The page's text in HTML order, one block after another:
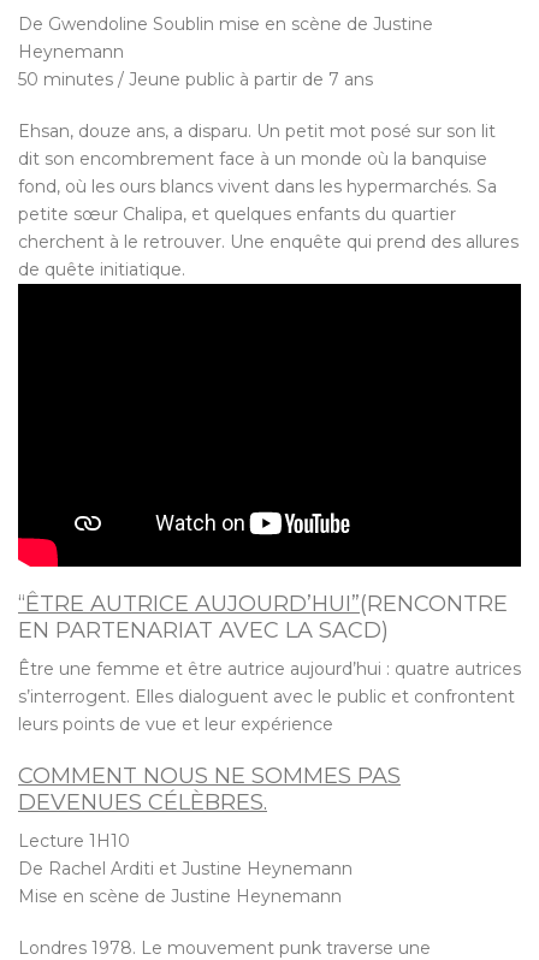
De Gwendoline Soublin mise en scène de Justine
Heynemann
50 minutes / Jeune public à partir de 7 ans
Ehsan, douze ans, a disparu. Un petit mot posé sur son lit
dit son encombrement face à un monde où la banquise
fond, où les ours blancs vivent dans les hypermarchés. Sa
petite sœur Chalipa, et quelques enfants du quartier
cherchent à le retrouver. Une enquête qui prend des allures
de quête initiatique.
“ÊTRE AUTRICE AUJOURD’HUI”(RENCONTRE
EN PARTENARIAT AVEC LA SACD)
Être une femme et être autrice aujourd’hui : quatre autrices
s’interrogent. Elles dialoguent avec le public et confrontent
leurs points de vue et leur expérience
COMMENT NOUS NE SOMMES PAS
DEVENUES CÉLÈBRES.
Lecture 1H10
De Rachel Arditi et Justine Heynemann
Mise en scène de Justine Heynemann
Londres 1978. Le mouvement punk traverse une